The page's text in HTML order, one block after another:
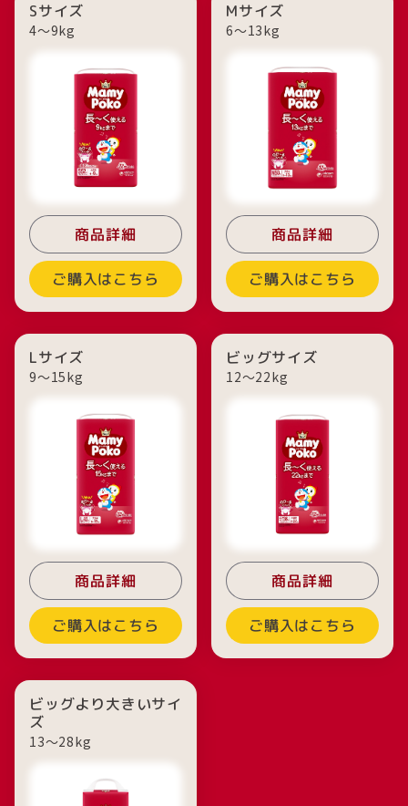
Sサイズ
4～9kg
商品詳細
ご購入はこちら
Mサイズ
6〜13kg
商品詳細
ご購入はこちら
Lサイズ
9〜15kg
商品詳細
ご購入はこちら
ビッグサイズ
12〜22kg
商品詳細
ご購入はこちら
ビッグより大きいサイ
ズ
13〜28kg